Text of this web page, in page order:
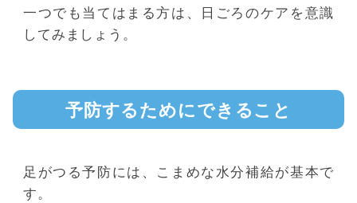
一つでも当てはまる方は、日ごろのケアを意識
してみましょう。
予防するためにできること
足がつる予防には、こまめな水分補給が基本で
す。